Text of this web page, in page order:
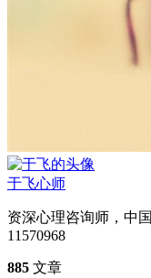
于飞心师
资深心理咨询师，中
11570968
885 文章